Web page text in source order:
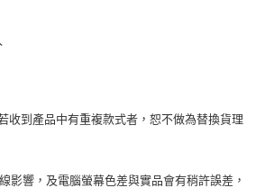
收到產品中有重複款式者，恕不做為替換貨理
影響，及電腦螢幕色差與實品會有稍許誤差，